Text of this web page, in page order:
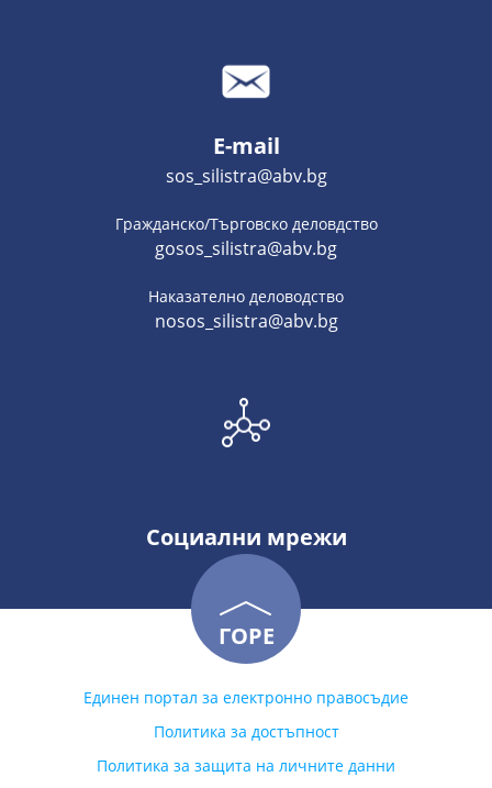
E-mail
sos_silistra@abv.bg
Гражданско/Търговско деловдство
gosos_silistra@abv.bg
Наказателно деловодство
nosos_silistra@abv.bg
Социални мрежи
ГОРЕ
Единен портал за електронно правосъдие
Политика за достъпност
Политика за защита на личните данни